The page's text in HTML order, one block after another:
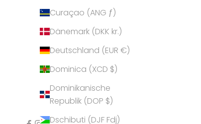
Curaçao (ANG ƒ)
Dänemark (DKK kr.)
Deutschland (EUR €)
Dominica (XCD $)
Dominikanische
Republik (DOP $)
Dschibuti (DJF Fdj)